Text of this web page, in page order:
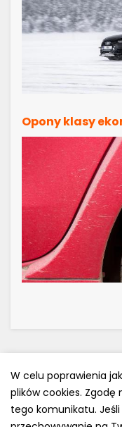
Opony klasy
Polityka
W celu poprawienia
plików cookies. Zgodę
tego komunikatu.